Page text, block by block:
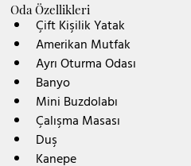
Oda Özellikleri
Çift Kişilik Yatak
Amerikan Mutfak
Ayrı Oturma Odası
Banyo
Mini Buzdolabı
Çalışma Masası
Duş
Kanepe